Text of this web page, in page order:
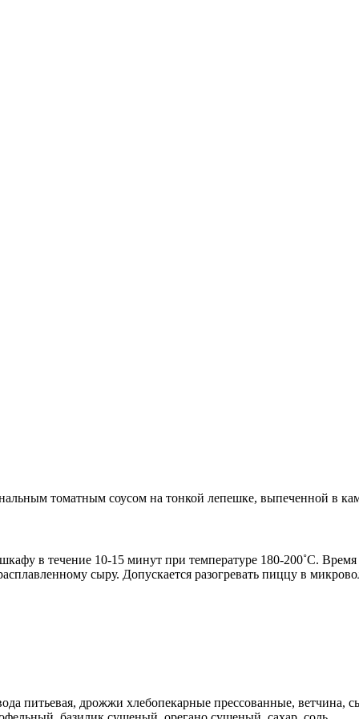
томатным соусом на тонкой лепешке, выпеченной в
в течение 10-15 минут при температуре 180-200˚С.
сыру. Допускается разогревать пиццу в
питьевая, дрожжи хлебопекарные прессованные, ветчина,